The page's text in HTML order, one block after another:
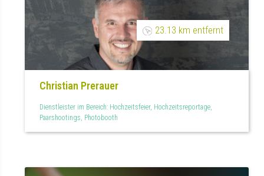
23.13 km entfernt
Christian Prerauer
Dienstleister im Bereich: Hochzeitsfeier, Hochzeitsreportage,
Paarshootings, Photobooth